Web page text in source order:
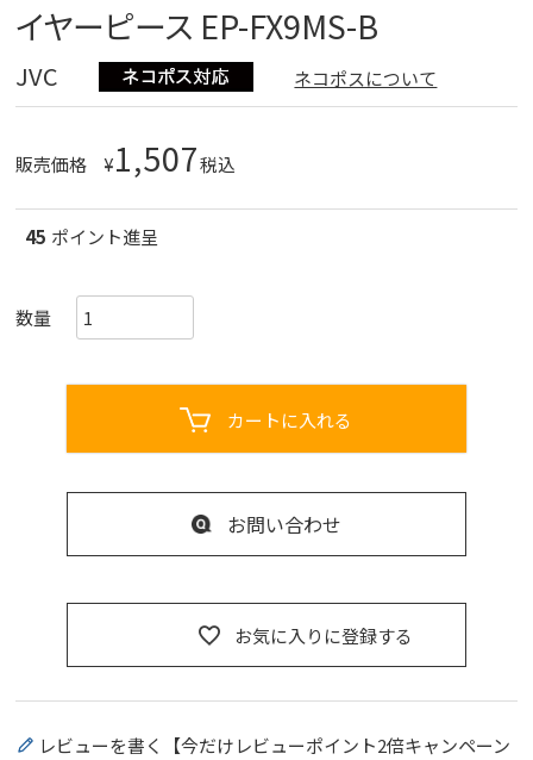
イヤーピース EP-FX9MS-B
JVC ネコポスについて
販売価格 ¥1,507税込
45 ポイント進呈
お気に入りに登録する
カートに入れる
お問い合わせ
レビューを書く【今だけレビューポイント2倍キャンペーン